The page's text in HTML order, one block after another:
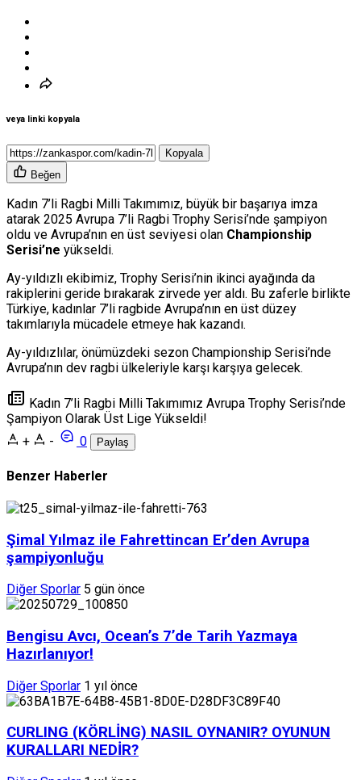
veya linki kopyala
Kopyala
Beğen
Kadın 7’li Ragbi Milli Takımımız, büyük bir başarıya imza
atarak 2025 Avrupa 7’li Ragbi Trophy Serisi’nde şampiyon
oldu ve Avrupa’nın en üst seviyesi olan Championship
Serisi’ne yükseldi.
Ay-yıldızlı ekibimiz, Trophy Serisi’nin ikinci ayağında da
rakiplerini geride bırakarak zirvede yer aldı. Bu zaferle birlikte
Türkiye, kadınlar 7’li ragbide Avrupa’nın en üst düzey
takımlarıyla mücadele etmeye hak kazandı.
Ay-yıldızlılar, önümüzdeki sezon Championship Serisi’nde
Avrupa’nın dev ragbi ülkeleriyle karşı karşıya gelecek.
Kadın 7’li Ragbi Milli Takımımız Avrupa Trophy Serisi’nde
Şampiyon Olarak Üst Lige Yükseldi!
+
- 0 Paylaş
Benzer Haberler
Şimal Yılmaz ile Fahrettincan Er’den Avrupa
şampiyonluğu
Diğer Sporlar 5 gün önce
Bengisu Avcı, Ocean’s 7’de Tarih Yazmaya
Hazırlanıyor!
Diğer Sporlar 1 yıl önce
CURLING (KÖRLİNG) NASIL OYNANIR? OYUNUN
KURALLARI NEDİR?